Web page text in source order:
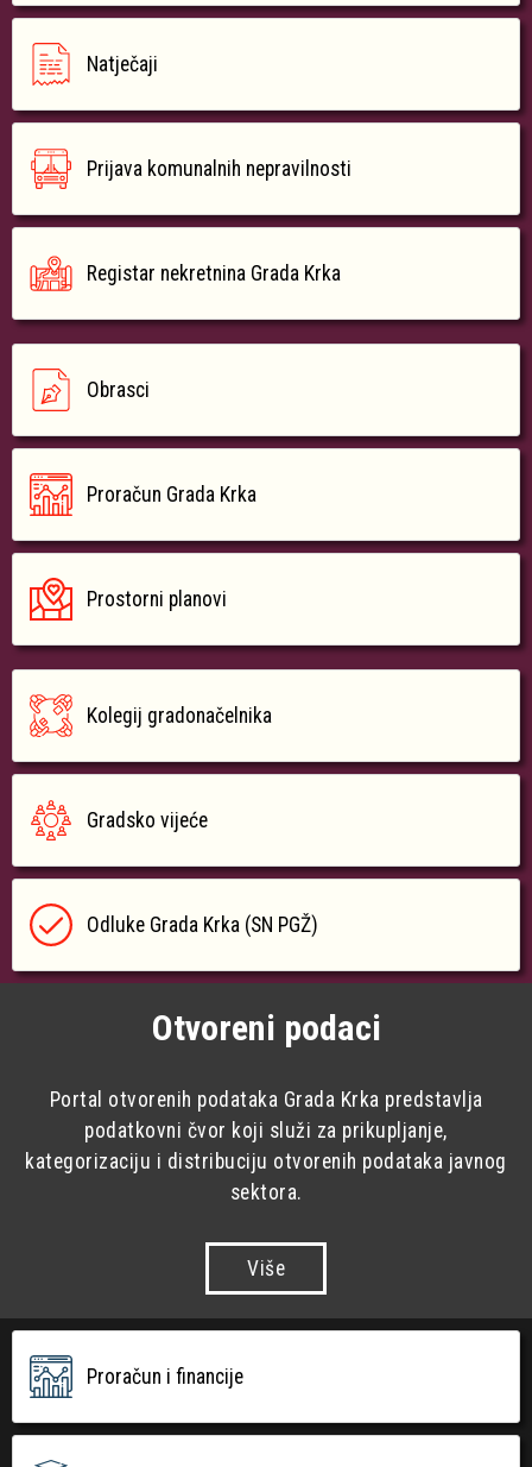
Natječaji
Prijava komunalnih nepravilnosti
Registar nekretnina Grada Krka
Obrasci
Proračun Grada Krka
Prostorni planovi
Kolegij gradonačelnika
Gradsko vijeće
Odluke Grada Krka (SN PGŽ)
Otvoreni podaci
Portal otvorenih podataka Grada Krka predstavlja
podatkovni čvor koji služi za prikupljanje,
kategorizaciju i distribuciju otvorenih podataka javnog
sektora.
Više
Proračun i financije